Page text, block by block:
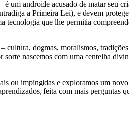
androide acusado de matar seu
a Primeira Lei), e devem
tecnologia que lhe permitia
dogmas, moralismos,
nascemos com uma centelha
ou impingidas e exploramos um
feita com mais perguntas